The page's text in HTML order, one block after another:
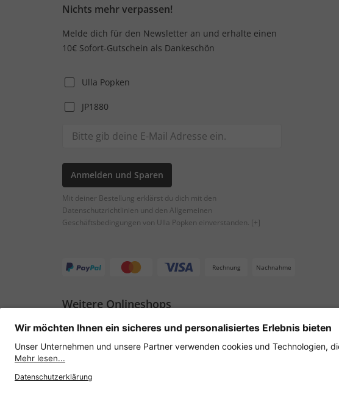
Nichts mehr verpassen!
Melde dich für den Newsletter an und erhalte einen
10€ Sofort-Gutschein als Dankeschön
Ulla Popken
JP1880
Anmelden und Sparen
Mit deiner Bestellung erklärst du dich mit den
Datenschutzrichtlinien und den Allgemeinen
Geschäftsbedingungen von Ulla Popken einverstanden. [+]
Rechnung Nachnahme
Weitere Onlineshops
Österreich